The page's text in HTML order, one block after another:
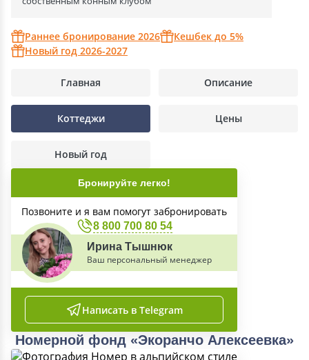
Раннее бронирование 2026
Кешбек до 5%
Новый год 2026-2027
Главная Описание
Коттеджи Цены
Новый год
Бронируйте легко!
Позвоните и я вам помогут забронировать
8 800 700 80 54
Ирина Тышнюк
Ваш персональный менеджер
Написать в Telegram
Номерной фонд «Экоранчо Алексеевка»